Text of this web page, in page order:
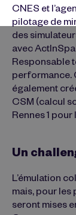
CNES et
pilotage de
des
avec
Responsable
performance.
également
CSM (calcul
Rennes 1 pour
Un
L’émulation
mais, pour les
seront mises